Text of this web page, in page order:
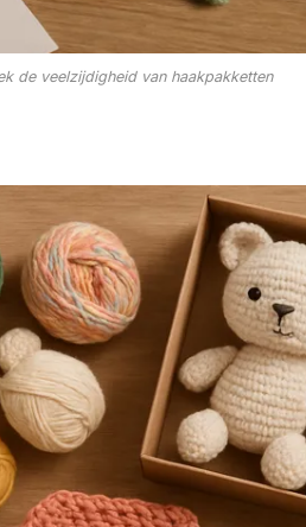
de veelzijdigheid van haakpakketten